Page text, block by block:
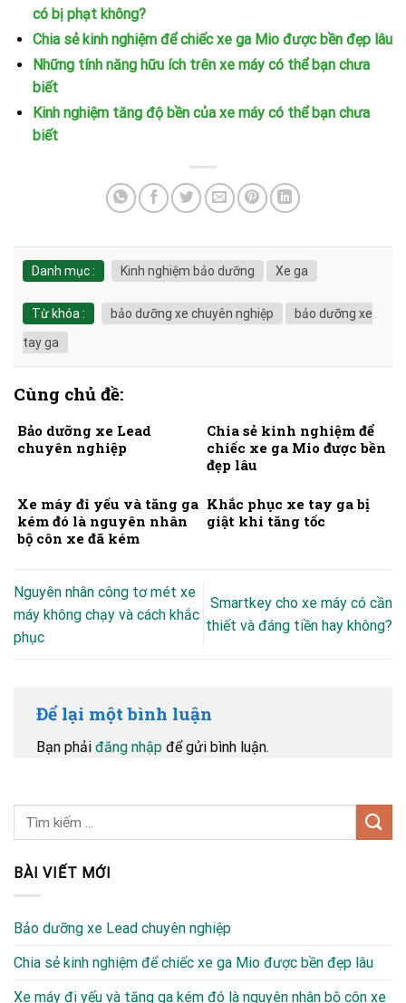
có bị phạt không?
Chia sẻ kinh nghiệm để chiếc xe ga Mio được bền đẹp lâu
Những tính năng hữu ích trên xe máy có thể bạn chưa
biết
Kinh nghiệm tăng độ bền của xe máy có thể bạn chưa
biết
Danh mục : Kinh nghiệm bảo dưỡng Xe ga
Từ khóa : bảo dưỡng xe chuyên nghiệp
bảo dưỡng xe
tay ga
Cùng chủ đề:
Bảo dưỡng xe Lead
chuyên nghiệp
Chia sẻ kinh nghiệm để
chiếc xe ga Mio được bền
đẹp lâu
Xe máy đi yếu và tăng ga
kém đó là nguyên nhân
bộ côn xe đã kém
Khắc phục xe tay ga bị
giật khi tăng tốc
Nguyên nhân công tơ mét xe
máy không chạy và cách khắc
phục
Smartkey cho xe máy có cần
thiết và đáng tiền hay không?
Để lại một bình luận
Bạn phải đăng nhập để gửi bình luận.
BÀI VIẾT MỚI
Bảo dưỡng xe Lead chuyên nghiệp
Chia sẻ kinh nghiệm để chiếc xe ga Mio được bền đẹp lâu
Xe máy đi yếu và tăng ga kém đó là nguyên nhân bộ côn xe